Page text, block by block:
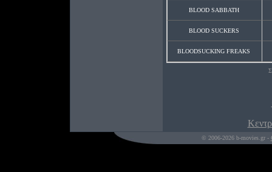
BLOOD SABBATH
BLOOD SUCKERS
BLOODSUCKING FREAKS
© 2006-2026 b-movies.gr -